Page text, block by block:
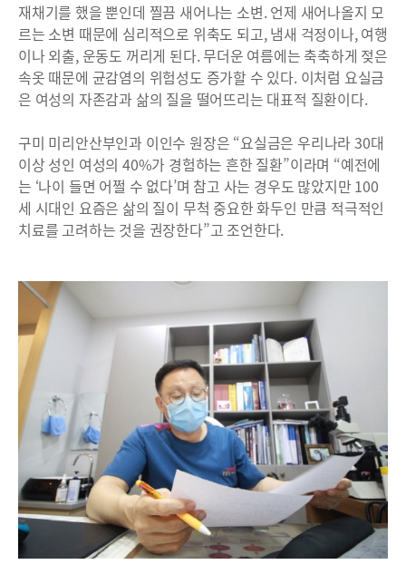
재채기를 했을 뿐인데 찔끔 새어나는 소변. 언제 새어나올지 모
르는 소변 때문에 심리적으로 위축도 되고, 냄새 걱정이나, 여행
이나 외출, 운동도 꺼리게 된다. 무더운 여름에는 축축하게 젖은
속옷 때문에 균감염의 위험성도 증가할 수 있다. 이처럼 요실금
은 여성의 자존감과 삶의 질을 떨어뜨리는 대표적 질환이다.
구미 미리안산부인과 이인수 원장은 “요실금은 우리나라 30대
이상 성인 여성의 40%가 경험하는 흔한 질환”이라며 “예전에
는 ‘나이 들면 어쩔 수 없다’며 참고 사는 경우도 많았지만 100
세 시대인 요즘은 삶의 질이 무척 중요한 화두인 만큼 적극적인
치료를 고려하는 것을 권장한다”고 조언한다.